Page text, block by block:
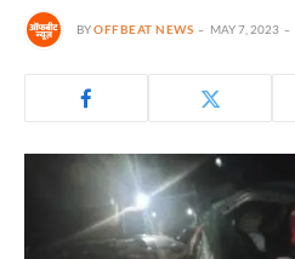
BYOFFBEAT NEWS MAY 7, 2023